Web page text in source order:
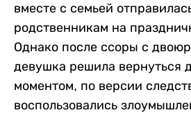
вместе с семьей
родственникам на
Однако после ссоры с
девушка решила вернуться
моментом, по версии
воспользовались